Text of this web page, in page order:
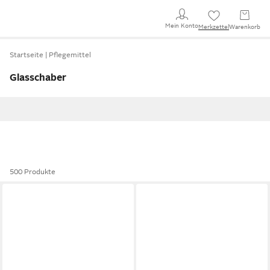
Mein KontoMerkzettel Warenkorb
Startseite Pflegemittel
Glasschaber
500 Produkte